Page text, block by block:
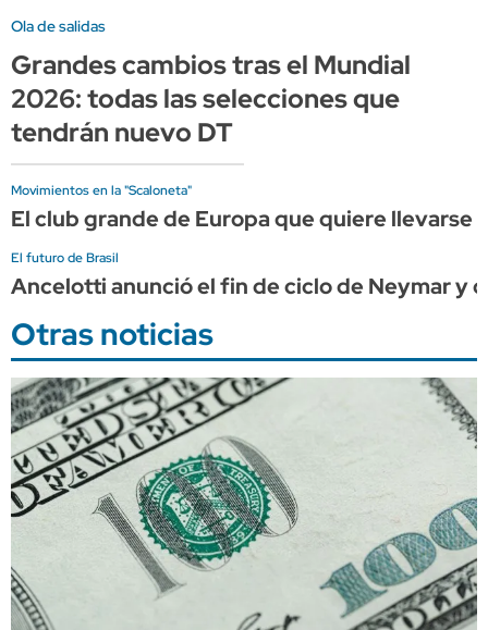
Ola de salidas
Grandes cambios tras el Mundial
2026: todas las selecciones que
tendrán nuevo DT
Movimientos en la "Scaloneta"
El club grande de Europa que quiere llevarse
El futuro de Brasil
Ancelotti anunció el fin de ciclo de Neymar y
Otras noticias